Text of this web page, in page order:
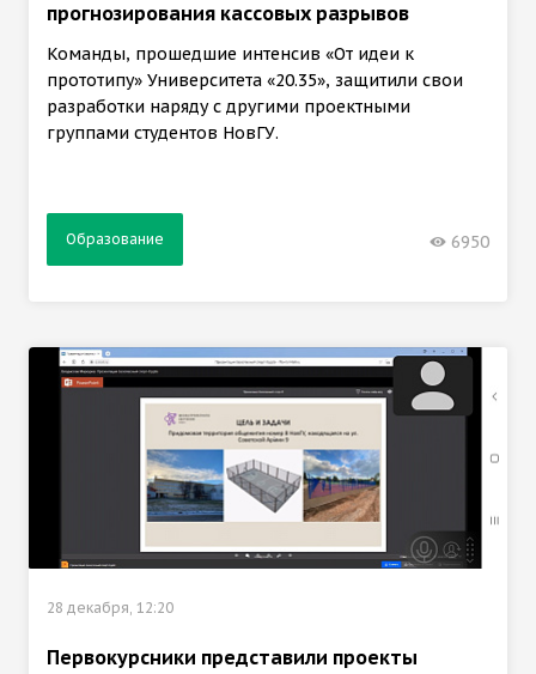
прогнозирования кассовых разрывов
Команды, прошедшие интенсив «От идеи к
прототипу» Университета «20.35», защитили свои
разработки наряду с другими проектными
группами студентов НовГУ.
Образование 6950
28 декабря, 12:20
Первокурсники представили проекты